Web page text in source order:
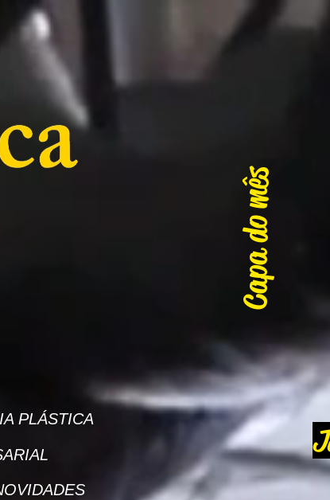
PLÁSTICA
Capa do mês